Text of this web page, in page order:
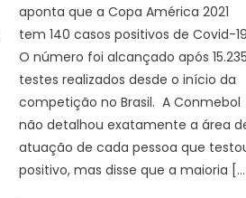
aponta que a Copa América 2021
tem 140 casos positivos de Covid-
O número foi alcançado após 15.235
testes realizados desde o início da
competição no Brasil. A Conmebol
não detalhou exatamente a área
atuação de cada pessoa que
positivo, mas disse que a maioria […]